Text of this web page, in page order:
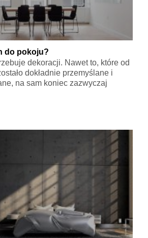
do pokoju?
dekoracji. Nawet to, które od
dokładnie przemyślane i
na sam koniec zazwyczaj